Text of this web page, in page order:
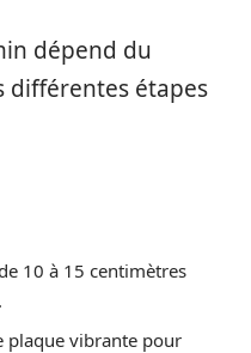
dépend du
différentes étapes
10 à 15 centimètres
plaque vibrante pour